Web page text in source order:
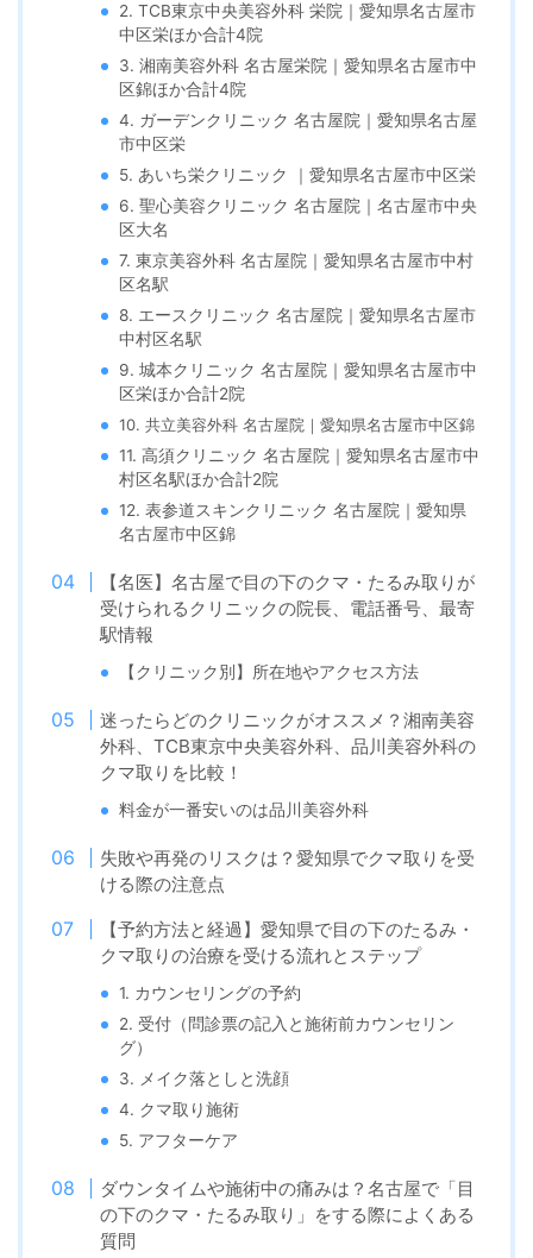
2. TCB東京中央美容外科 栄院｜愛知県名古屋市
中区栄ほか合計4院
3. 湘南美容外科 名古屋栄院｜愛知県名古屋市中
区錦ほか合計4院
4. ガーデンクリニック 名古屋院｜愛知県名古屋
市中区栄
5. あいち栄クリニック ｜愛知県名古屋市中区栄
6. 聖心美容クリニック 名古屋院｜名古屋市中央
区大名
7. 東京美容外科 名古屋院｜愛知県名古屋市中村
区名駅
8. エースクリニック 名古屋院｜愛知県名古屋市
中村区名駅
9. 城本クリニック 名古屋院｜愛知県名古屋市中
区栄ほか合計2院
10. 共立美容外科 名古屋院｜愛知県名古屋市中区錦
11. 高須クリニック 名古屋院｜愛知県名古屋市中
村区名駅ほか合計2院
12. 表参道スキンクリニック 名古屋院｜愛知県
名古屋市中区錦
【名医】名古屋で目の下のクマ・たるみ取りが
受けられるクリニックの院長、電話番号、最寄
駅情報
【クリニック別】所在地やアクセス方法
迷ったらどのクリニックがオススメ？湘南美容
外科、TCB東京中央美容外科、品川美容外科の
クマ取りを比較！
料金が一番安いのは品川美容外科
失敗や再発のリスクは？愛知県でクマ取りを受
ける際の注意点
【予約方法と経過】愛知県で目の下のたるみ・
クマ取りの治療を受ける流れとステップ
1. カウンセリングの予約
2. 受付（問診票の記入と施術前カウンセリン
グ）
3. メイク落としと洗顔
4. クマ取り施術
5. アフターケア
ダウンタイムや施術中の痛みは？名古屋で「目
の下のクマ・たるみ取り」をする際によくある
質問